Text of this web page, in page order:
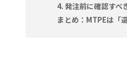
4. 発注前に確認すべ
まとめ：MTPEは「